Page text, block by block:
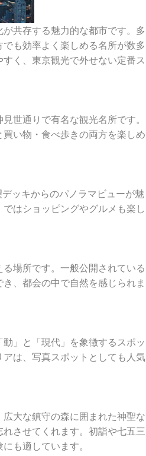
共存する魅力的な都市です。多
も効率よく楽しめる名所が数多
く、東京観光で外せない定番ス
世通りで有名な観光名所です。
い物・食べ歩きの両方を楽しめ
ッキからのパノラマビューが魅
はショッピングやグルメも楽し
場所です。一般公開されている
、都会の中で自然を感じられま
」と「現代」を象徴するスポッ
は、写真スポットとしても人気
大な鎮守の森に囲まれた神聖な
させてくれます。初詣や七五三
も適しています。